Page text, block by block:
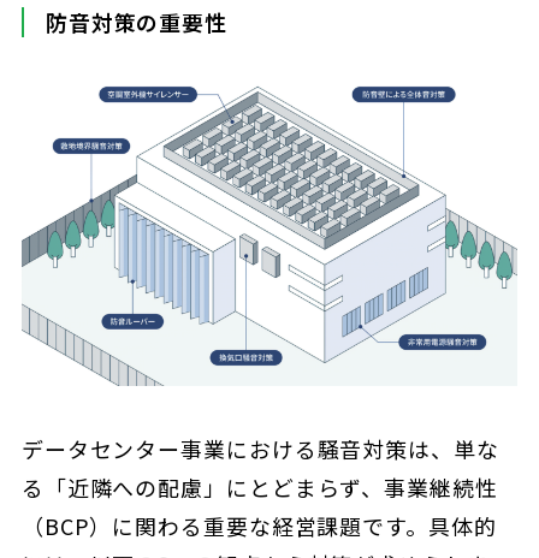
防音対策の重要性
データセンター事業における騒音対策は、単な
る「近隣への配慮」にとどまらず、事業継続性
（BCP）に関わる重要な経営課題です。具体的